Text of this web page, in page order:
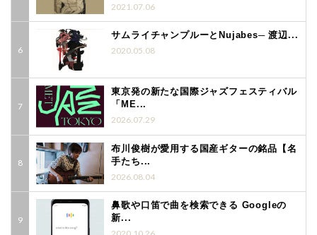
2021.07.06
サムライチャンプルーとNujabes─ 渡辺...
2020.05.08
東京発の新たな国際ジャズフェスティバル
「ME...
2026.07.29
布川俊樹が愛用する国産ギターの銘品【名
手たち...
2026.08.04
鼻歌や口笛で曲を検索できる Googleの
新...